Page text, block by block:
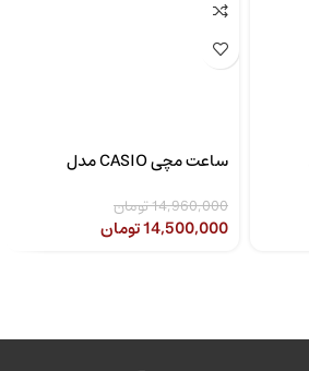
ساعت مچی CASIO مدل
14,960,000تومان
14,500,000تومان